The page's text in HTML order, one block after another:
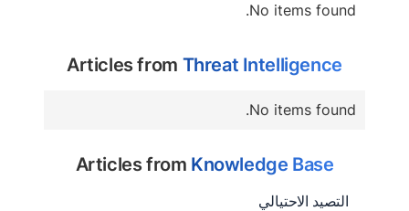
No items found.
Articles from Threat Intelligence
No items found.
Articles from Knowledge Base
التصيد الاحتيالي